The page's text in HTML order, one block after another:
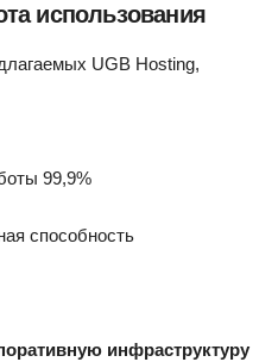
использования
UGB Hosting,
99,9%
способность
инфраструктуру